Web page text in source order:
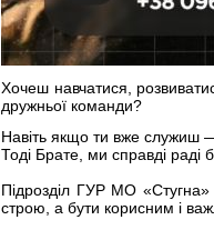
Хочеш навчатися,
дружньої команди?
Навіть якщо ти вже служиш
Тоді Брате, ми справді раді
Підрозділ ГУР МО
строю, а бути корисним і